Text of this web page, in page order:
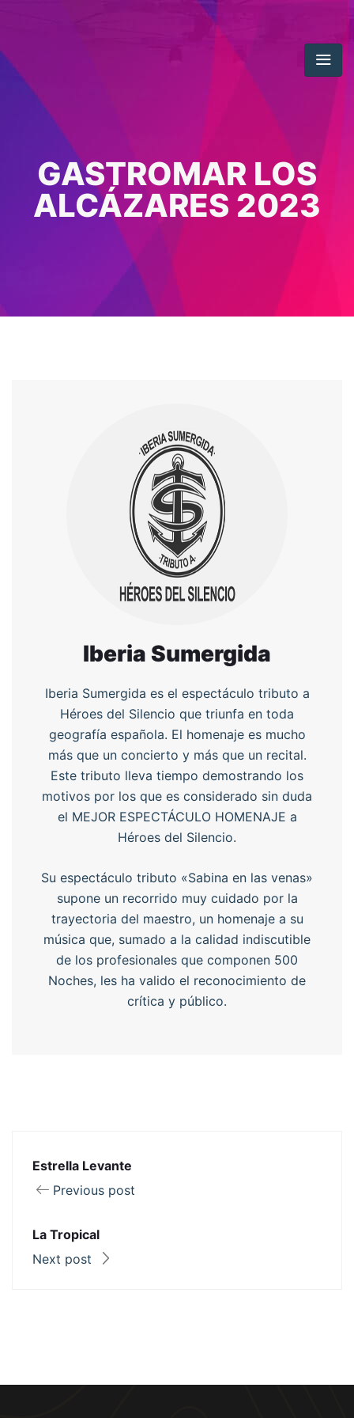
GASTROMAR LOS
ALCÁZARES 2023
Iberia Sumergida
Iberia Sumergida es el espectáculo tributo a
Héroes del Silencio que triunfa en toda
geografía española. El homenaje es mucho
más que un concierto y más que un recital.
Este tributo lleva tiempo demostrando los
motivos por los que es considerado sin duda
el MEJOR ESPECTÁCULO HOMENAJE a
Héroes del Silencio.
Su espectáculo tributo «Sabina en las venas»
supone un recorrido muy cuidado por la
trayectoria del maestro, un homenaje a su
música que, sumado a la calidad indiscutible
de los profesionales que componen 500
Noches, les ha valido el reconocimiento de
crítica y público.
Estrella Levante
Previous post
La Tropical
Next post